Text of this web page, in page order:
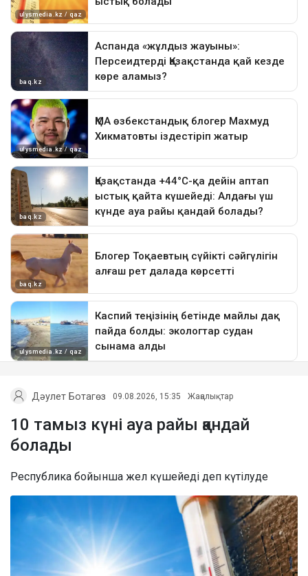
Дәулет Ботагөз 09.08.2026, 15:35 Жаңалықтар
10 тамыз күні ауа райы қандай
болады
Республика бойынша жел күшейеді деп күтілуде